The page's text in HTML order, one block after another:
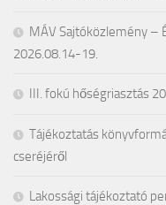
MÁV Sajtóközlemény –
2026.08.14-19.
III. fokú hőségriasztás
Tájékoztatás
cseréjéről
Lakossági tájékoztató